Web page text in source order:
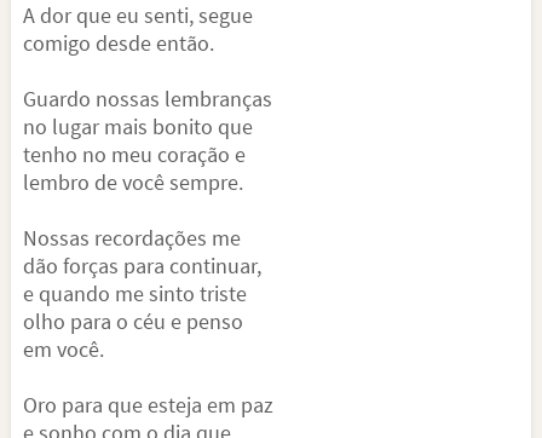
A dor que eu senti, segue
comigo desde então.
Guardo nossas lembranças
no lugar mais bonito que
tenho no meu coração e
lembro de você sempre.
Nossas recordações me
dão forças para continuar,
e quando me sinto triste
olho para o céu e penso
em você.
Oro para que esteja em paz